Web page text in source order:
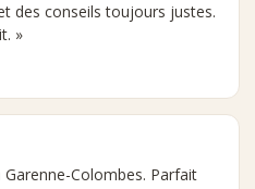
des conseils toujours justes.
»
Colombes. Parfait